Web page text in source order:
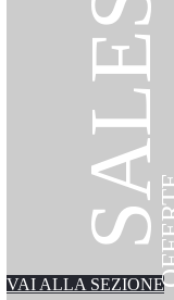
SALES
VAI ALLA SEZIONE